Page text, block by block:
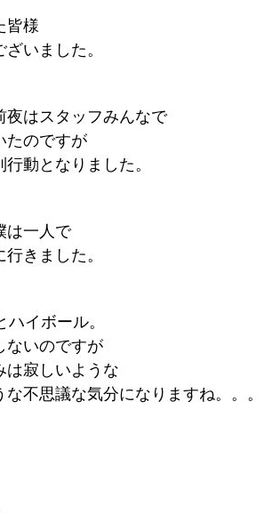
皆様
いました。
夜はスタッフみんなで
たのですが
動となりました。
は一人で
きました。
イボール。
ないのですが
は寂しいような
不思議な気分になりますね。。。